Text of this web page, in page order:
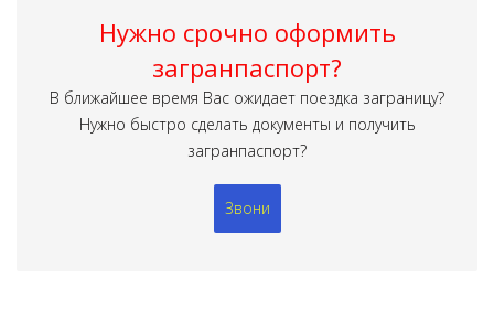
Нужно срочно оформить
загранпаспорт?
В ближайшее время Вас ожидает поездка заграницу?
Нужно быстро сделать документы и получить
загранпаспорт?
Звони